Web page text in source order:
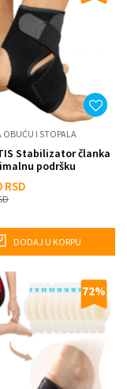
OBUĆU I STOPALA
Stabilizator članka
podršku
RSD
DODAJ U KORPU
72%